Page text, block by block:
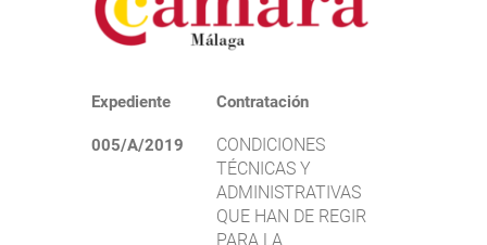
Expediente Contratación
005/A/2019
CONDICIONES
TÉCNICAS Y
ADMINISTRATIVAS
QUE HAN DE REGIR
PARA LA